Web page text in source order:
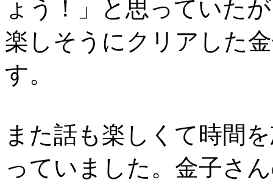
ょう！」と思っていた
楽しそうにクリアした
す。
また話も楽しくて時間
っていました。金子さ